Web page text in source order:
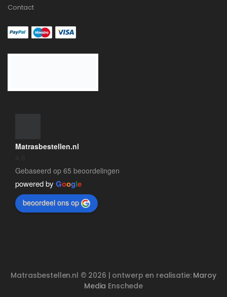
Contact
Matrasbestellen.nl
Gebaseerd op 65 beoordelingen
powered by Google
beoordeel ons op
Matrasbestellen.nl © 2026 | ontwerp en realisatie: Maroy
Media Enschede